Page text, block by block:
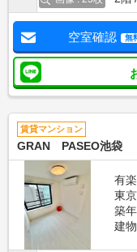
空室確認 無
賃貸マンション
GRAN PASEO池袋
有
東
築
建